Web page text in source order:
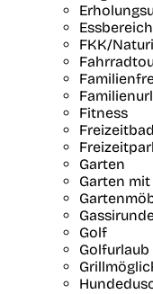
Essbereich
FKK/
Fitness
Freizeitbad
Garten
Garten
Golf
Golfurlaub